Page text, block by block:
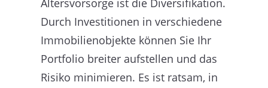
Altersvorsorge ist die Diversifikation.
Durch Investitionen in verschiedene
Immobilienobjekte können Sie Ihr
Portfolio breiter aufstellen und das
Risiko minimieren. Es ist ratsam, in